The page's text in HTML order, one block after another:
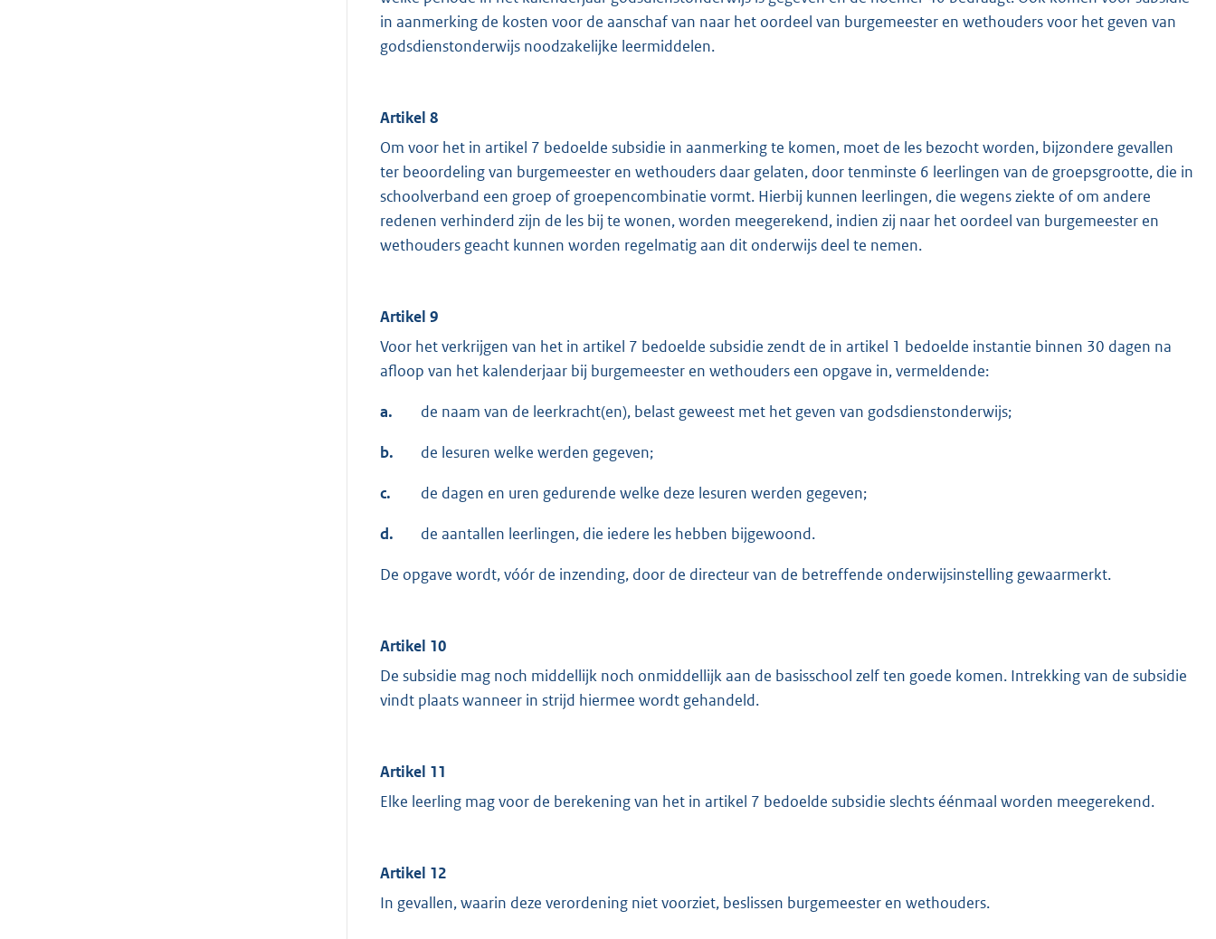
in aanmerking de kosten voor de aanschaf van naar het oordeel van burgemeester en wethouders voor het geven van
godsdienstonderwijs noodzakelijke leermiddelen.
Artikel 8
Om voor het in artikel 7 bedoelde subsidie in aanmerking te komen, moet de les bezocht worden, bijzondere gevallen
ter beoordeling van burgemeester en wethouders daar gelaten, door tenminste 6 leerlingen van de groepsgrootte, die in
schoolverband een groep of groepencombinatie vormt. Hierbij kunnen leerlingen, die wegens ziekte of om andere
redenen verhinderd zijn de les bij te wonen, worden meegerekend, indien zij naar het oordeel van burgemeester en
wethouders geacht kunnen worden regelmatig aan dit onderwijs deel te nemen.
Artikel 9
Voor het verkrijgen van het in artikel 7 bedoelde subsidie zendt de in artikel 1 bedoelde instantie binnen 30 dagen na
afloop van het kalenderjaar bij burgemeester en wethouders een opgave in, vermeldende:
a. de naam van de leerkracht(en), belast geweest met het geven van godsdienstonderwijs;
b. de lesuren welke werden gegeven;
c. de dagen en uren gedurende welke deze lesuren werden gegeven;
d. de aantallen leerlingen, die iedere les hebben bijgewoond.
De opgave wordt, vóór de inzending, door de directeur van de betreffende onderwijsinstelling gewaarmerkt.
Artikel 10
De subsidie mag noch middellijk noch onmiddellijk aan de basisschool zelf ten goede komen. Intrekking van de subsidie
vindt plaats wanneer in strijd hiermee wordt gehandeld.
Artikel 11
Elke leerling mag voor de berekening van het in artikel 7 bedoelde subsidie slechts éénmaal worden meegerekend.
Artikel 12
In gevallen, waarin deze verordening niet voorziet, beslissen burgemeester en wethouders.